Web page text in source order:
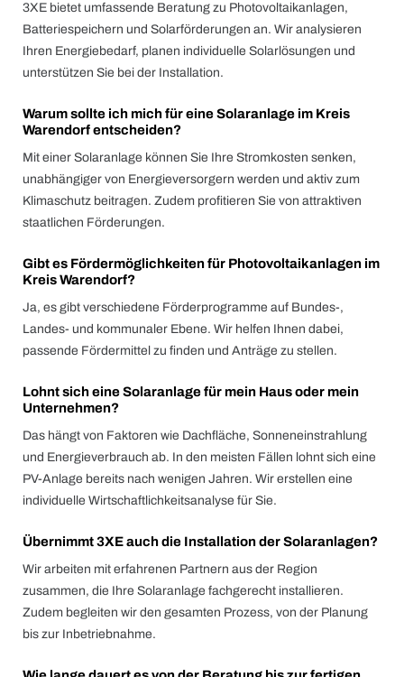
3XE bietet umfassende Beratung zu Photovoltaikanlagen,
Batteriespeichern und Solarförderungen an. Wir analysieren
Ihren Energiebedarf, planen individuelle Solarlösungen und
unterstützen Sie bei der Installation.
Warum sollte ich mich für eine Solaranlage im Kreis
Warendorf entscheiden?
Mit einer Solaranlage können Sie Ihre Stromkosten senken,
unabhängiger von Energieversorgern werden und aktiv zum
Klimaschutz beitragen. Zudem profitieren Sie von attraktiven
staatlichen Förderungen.
Gibt es Fördermöglichkeiten für Photovoltaikanlagen im
Kreis Warendorf?
Ja, es gibt verschiedene Förderprogramme auf Bundes-,
Landes- und kommunaler Ebene. Wir helfen Ihnen dabei,
passende Fördermittel zu finden und Anträge zu stellen.
Lohnt sich eine Solaranlage für mein Haus oder mein
Unternehmen?
Das hängt von Faktoren wie Dachfläche, Sonneneinstrahlung
und Energieverbrauch ab. In den meisten Fällen lohnt sich eine
PV-Anlage bereits nach wenigen Jahren. Wir erstellen eine
individuelle Wirtschaftlichkeitsanalyse für Sie.
Übernimmt 3XE auch die Installation der Solaranlagen?
Wir arbeiten mit erfahrenen Partnern aus der Region
zusammen, die Ihre Solaranlage fachgerecht installieren.
Zudem begleiten wir den gesamten Prozess, von der Planung
bis zur Inbetriebnahme.